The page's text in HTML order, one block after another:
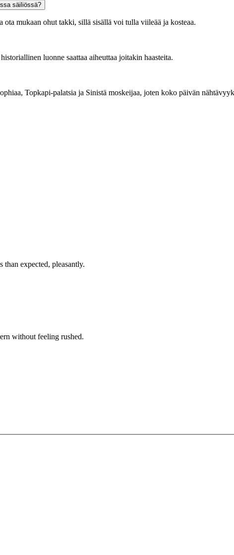
säiliössä?
mukaan ohut takki, sillä sisällä voi tulla viileää ja kosteaa.
luonne saattaa aiheuttaa joitakin haasteita.
Topkapi-palatsia ja Sinistä moskeijaa, joten koko päivän
than expected, pleasantly.
without feeling rushed.